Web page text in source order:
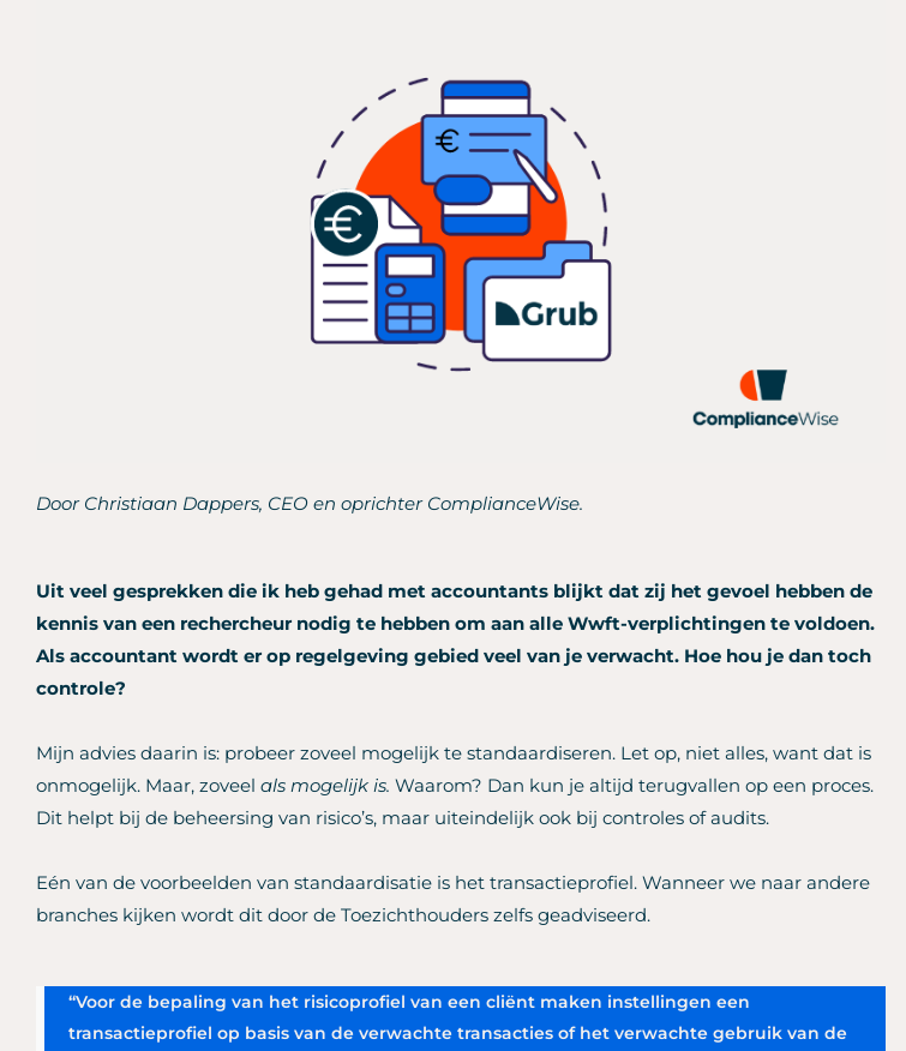
Door Christiaan Dappers, CEO en oprichter ComplianceWise.
Uit veel gesprekken die ik heb gehad met accountants blijkt dat zij het gevoel hebben de
kennis van een rechercheur nodig te hebben om aan alle Wwft-verplichtingen te voldoen.
Als accountant wordt er op regelgeving gebied veel van je verwacht. Hoe hou je dan toch
controle?
Mijn advies daarin is: probeer zoveel mogelijk te standaardiseren. Let op, niet alles, want dat is
onmogelijk. Maar, zoveel als mogelijk is. Waarom? Dan kun je altijd terugvallen op een proces.
Dit helpt bij de beheersing van risico’s, maar uiteindelijk ook bij controles of audits.
Eén van de voorbeelden van standaardisatie is het transactieprofiel. Wanneer we naar andere
branches kijken wordt dit door de Toezichthouders zelfs geadviseerd.
“Voor de bepaling van het risicoprofiel van een cliënt maken instellingen een
transactieprofiel op basis van de verwachte transacties of het verwachte gebruik van de